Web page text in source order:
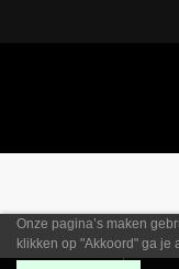
Onze pagina’s maken
klikken op "Akkoord" ga je